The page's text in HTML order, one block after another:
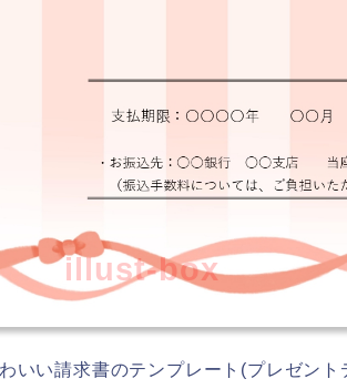
illust-box
いい請求書のテンプレート(プレゼン